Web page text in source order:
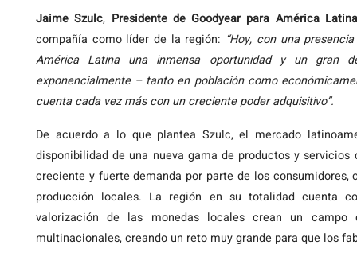
Jaime Szulc, Presidente de Goodyear para América Latina
compañía como líder de la región: “Hoy, con una
América Latina una inmensa oportunidad y un gran
exponencialmente – tanto en población como
cuenta cada vez más con un creciente poder adquisitivo”.
De acuerdo a lo que plantea Szulc, el mercado
disponibilidad de una nueva gama de productos y
creciente y fuerte demanda por parte de los
producción locales. La región en su totalidad cuenta
valorización de las monedas locales crean un
multinacionales, creando un reto muy grande para que los